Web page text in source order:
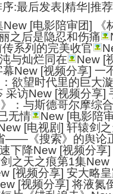
:最后发表|精华|推
[电影陪审团] 《
之后是隐忍和伤痛
系列的完美收官
与灿烂同在
New [
New [视频分享] 一
欲望时代里的巨大
采访New [视频分享]
：与斯德哥尔摩综
无情
New [电影陪
[电视剧] 轩辕剑
——《搜索》的舆论
下降New [视频分享
之天之痕第1集
[视频分享] 安大略
[视频分享] 将液氮